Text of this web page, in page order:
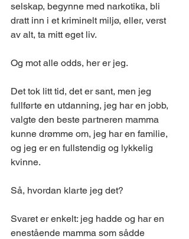
selskap, begynne med narkotika, bli
dratt inn i et kriminelt miljø, eller, verst
av alt, ta mitt eget liv.
Og mot alle odds, her er jeg.
Det tok litt tid, det er sant, men jeg
fullførte en utdanning, jeg har en jobb,
valgte den beste partneren mamma
kunne drømme om, jeg har en familie,
og jeg er en fullstendig og lykkelig
kvinne.
Så, hvordan klarte jeg det?
Svaret er enkelt: jeg hadde og har en
enestående mamma som sådde